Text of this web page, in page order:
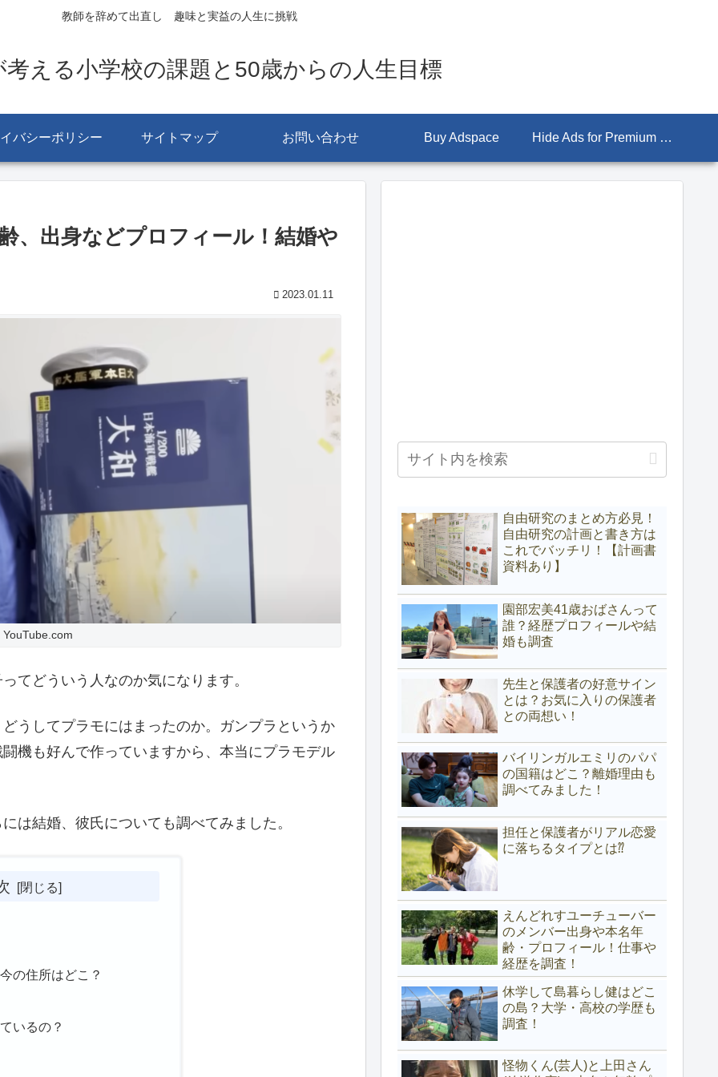
教師を辞めて出直し 趣味と実益の人生に挑戦
考える小学校の課題と50歳からの人生目標
バシーポリシー サイトマップ お問い合わせ Buy Adspace Hide Ads for Premium Members
、出身などプロフィール！結婚や
2023.01.11
YouTube.com
てどういう人なのか気になります。
うしてプラモにはまったのか。ガンプラというか
機も好んで作っていますから、本当にプラモデル
は結婚、彼氏についても調べてみました。
の住所はどこ？
いるの？
自由研究のまとめ方必見！
自由研究の計画と書き方は
これでバッチリ！【計画書
資料あり】
園部宏美41歳おばさんって
誰？経歴プロフィールや結
婚も調査
先生と保護者の好意サイン
とは？お気に入りの保護者
との両想い！
バイリンガルエミリのパパ
の国籍はどこ？離婚理由も
調べてみました！
担任と保護者がリアル恋愛
に落ちるタイプとは⁇
えんどれすユーチューバー
のメンバー出身や本名年
齢・プロフィール！仕事や
経歴を調査！
休学して島暮らし健はどこ
の島？大学・高校の学歴も
調査！
怪物くん(芸人)と上田さん